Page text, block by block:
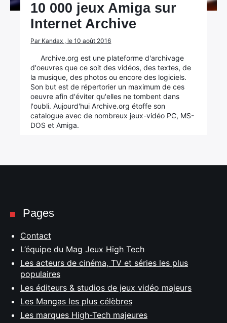
10 000 jeux Amiga sur
Internet Archive
Par Kandax , le 10 août 2016
Archive.org est une plateforme d'archivage
d'oeuvres que ce soit des vidéos, des textes, de
la musique, des photos ou encore des logiciels.
Son but est de répertorier un maximum de ces
oeuvre afin d'éviter qu'elles ne tombent dans
l'oubli. Aujourd'hui Archive.org étoffe son
catalogue avec de nombreux jeux-vidéo PC, MS-
DOS et Amiga.
Pages
Contact
L’équipe du Mag Jeux High Tech
Les acteurs de cinéma, TV et séries les plus
populaires
Les éditeurs & studios de jeux vidéo majeurs
Les Mangas les plus célèbres
Les marques High-Tech majeures